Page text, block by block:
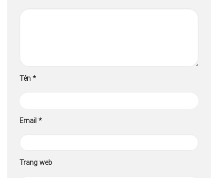
Tên *
Email *
Trang web